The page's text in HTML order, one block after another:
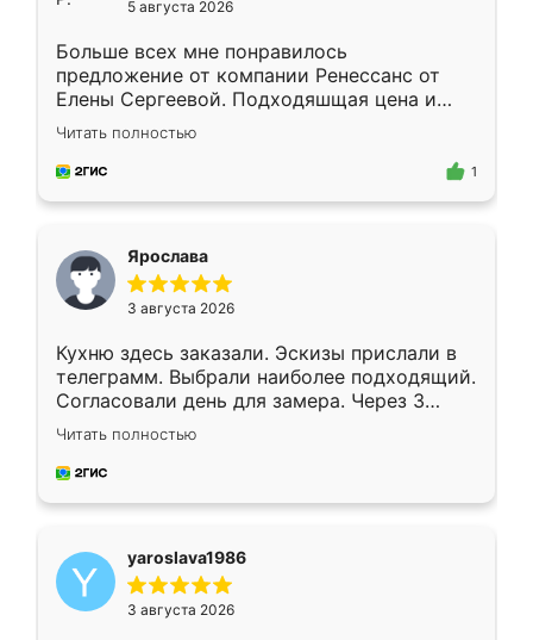
5 августа 2026
Больше всех мне понравилось
предложение от компании Ренессанс от
Елены Сергеевой. Подходяшщая цена и
короткие сроки изготовления. Приехавший
для замера сотрудник Владислав
предложил по моему эскизу самый
Читать полностью
1
Ярослава
3 августа 2026
Кухню здесь заказали. Эскизы прислали в
телеграмм. Выбрали наиболее подходящий.
Согласовали день для замера. Через 3
недели кухня была уже готова. Остались
довольны работой. Спасибо Ренессанс
мебель за качественную работу!
Читать полностью
yaroslava1986
3 августа 2026